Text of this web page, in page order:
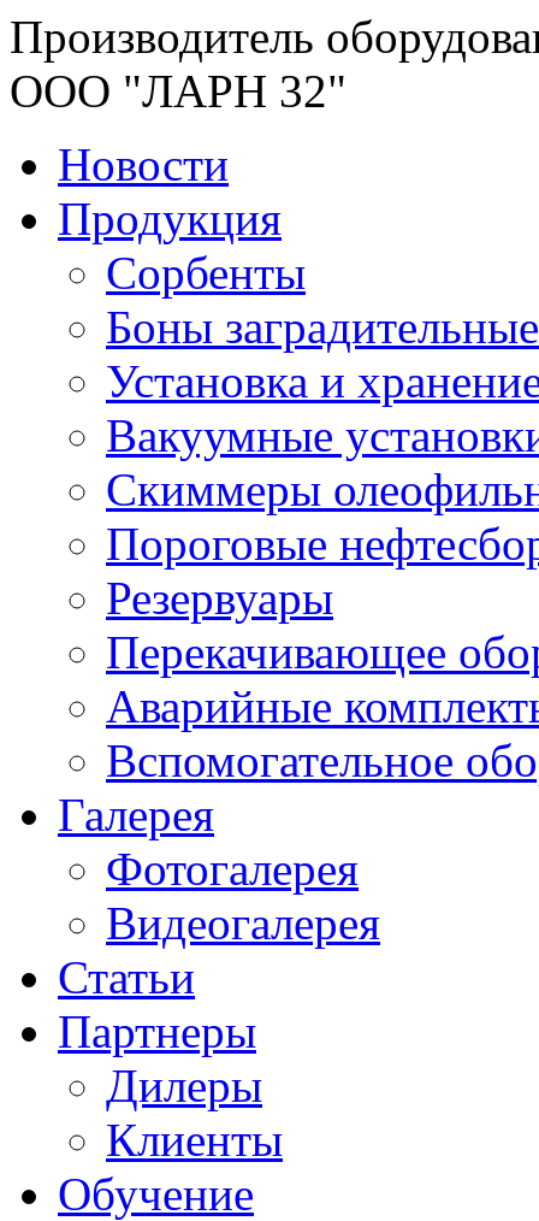
Производитель
ООО "ЛАРН 32"
Новости
Продукция
Сорбенты
Боны заградительные
Установка и
Вакуумные
Скиммеры
Пороговые
Резервуары
Перекачивающее
Аварийные
Вспомогательное
Галерея
Фотогалерея
Видеогалерея
Статьи
Партнеры
Дилеры
Клиенты
Обучение